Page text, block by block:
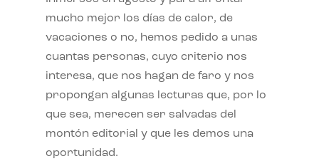
mucho mejor los días de calor, de
vacaciones o no, hemos pedido a unas
cuantas personas, cuyo criterio nos
interesa, que nos hagan de faro y nos
propongan algunas lecturas que, por lo
que sea, merecen ser salvadas del
montón editorial y que les demos una
oportunidad.